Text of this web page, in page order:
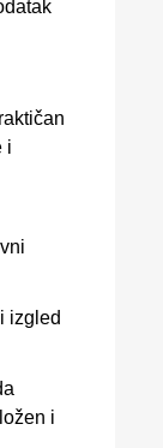
i
izgled
i